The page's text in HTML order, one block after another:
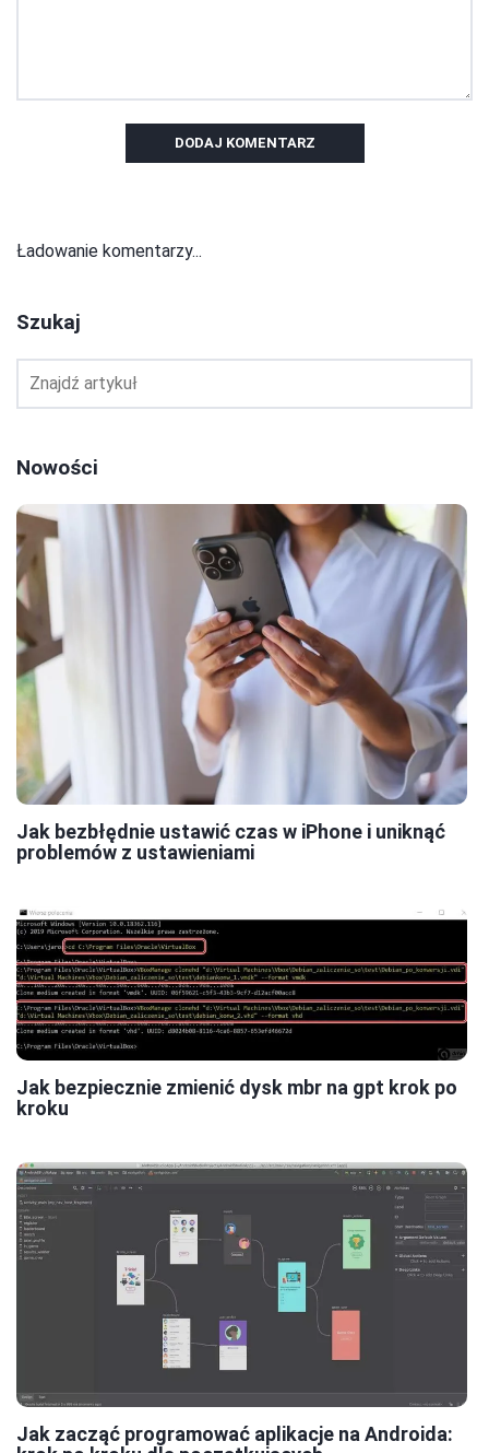
DODAJ KOMENTARZ
Ładowanie komentarzy...
Szukaj
Nowości
Jak bezbłędnie ustawić czas w iPhone i uniknąć
problemów z ustawieniami
Jak bezpiecznie zmienić dysk mbr na gpt krok po
kroku
Jak zacząć programować aplikacje na Androida: